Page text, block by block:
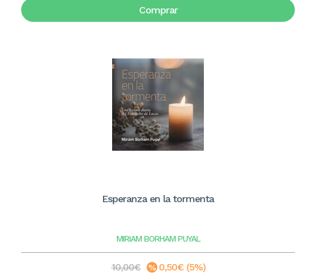
Comprar
Esperanza en la tormenta
MIRIAM BORHAM PUYAL
10,00€ 0,50€ (5%)